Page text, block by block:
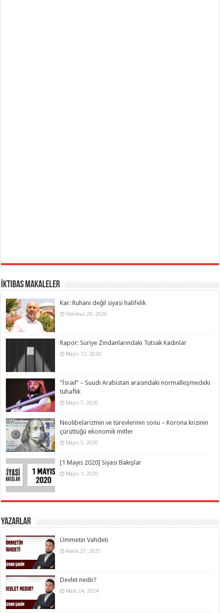
İktibas Makaleler
Kar: Ruhani değil siyasi halifelik
Temmuz 29, 2020
Rapor: Suriye Zindanlarındaki Tutsak Kadınlar
Mayıs 13, 2020
“İsrail” – Suudi Arabistan arasındaki normalleşmedeki
tuhaflık
Mayıs 7, 2020
Neolibelarizmin ve türevlerinin sonu – Korona krizinin
çürüttüğü ekonomik mitler
Mayıs 5, 2020
[1 Mayıs 2020] Siyasi Bakışlar
Mayıs 1, 2020
Yazarlar
Ümmetin Vahdeti
Aralık 27, 2025
Devlet nedir?
Mart 24, 2024